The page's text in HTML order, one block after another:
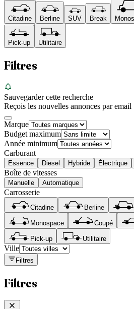
Citadine Berline SUV Break
Pick-up Utilitaire
Filtres
Sauvegarder cette recherche
Reçois les nouvelles annonces par email
Marque
Budget maximum
Année minimum
Carburant
Essence Diesel Hybride Électrique
Boîte de vitesses
Manuelle Automatique
Carrosserie
Citadine Berline
Monospace Coupé
Pick-up Utilitaire
Ville
Filtres
Filtres